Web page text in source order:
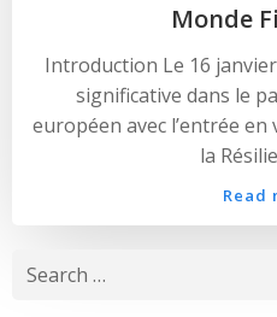
Monde
Introduction Le 16
significative dans le
européen avec l’entrée
la
Read
Search